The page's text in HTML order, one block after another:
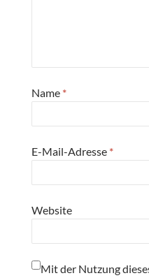
Name *
E-Mail-Adresse *
Website
Mit der Nutzung